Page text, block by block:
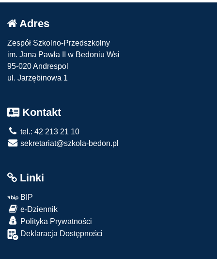
Adres
Zespół Szkolno-Przedszkolny
im. Jana Pawła II w Bedoniu Wsi
95-020 Andrespol
ul. Jarzębinowa 1
Kontakt
tel.: 42 213 21 10
sekretariat@szkola-bedon.pl
Linki
BIP
e-Dziennik
Polityka Prywatności
Deklaracja Dostępności